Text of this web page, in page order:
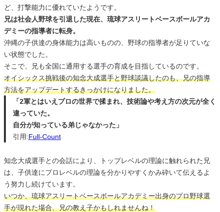
ど、打撃能力に優れていたようです。
兄は社会人野球を引退した現在、琉球アスリートベースボールアカ
デミーの指導者に転身。
沖縄の子供達の身体能力は高いものの、野球の指導者が足りていな
い状態でした。
そこで、兄も全国に通用する選手の育成を目指しているのです。
オイシックス挑戦後の知念大成選手と野球談議したのも、兄の指導
方法をアップデートするきっかけになりました。
「2軍とはいえプロの世界で揉まれ、技術論や考え方の次元が全く
違っていた。
自分が知っている弟じゃなかった」
引用:Full-Count
知念大成選手との会話により、トップレベルの理論に触れられた兄
は、子供達にプロレベルの理論を分かりやすくかみ砕いて伝えるよ
う努力し続けています。
いつか、琉球アスリートベースボールアカデミー出身のプロ野球選
手が現れた場合、兄の教え子かもしれませんね！